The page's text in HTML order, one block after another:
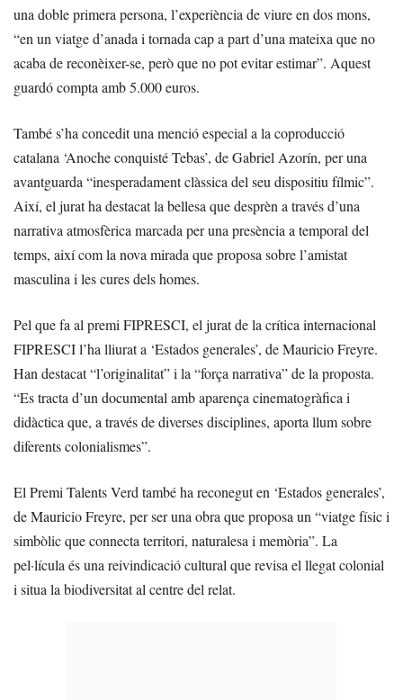
una doble primera persona, l’experiència de viure en dos mons,
“en un viatge d’anada i tornada cap a part d’una mateixa que no
acaba de reconèixer-se, però que no pot evitar estimar”. Aquest
guardó compta amb 5.000 euros.
També s’ha concedit una menció especial a la coproducció
catalana ‘Anoche conquisté Tebas’, de Gabriel Azorín, per una
avantguarda “inesperadament clàssica del seu dispositiu fílmic”.
Així, el jurat ha destacat la bellesa que desprèn a través d’una
narrativa atmosfèrica marcada per una presència a temporal del
temps, així com la nova mirada que proposa sobre l’amistat
masculina i les cures dels homes.
Pel que fa al premi FIPRESCI, el jurat de la crítica internacional
FIPRESCI l’ha lliurat a ‘Estados generales’, de Mauricio Freyre.
Han destacat “l’originalitat” i la “força narrativa” de la proposta.
“Es tracta d’un documental amb aparença cinematogràfica i
didàctica que, a través de diverses disciplines, aporta llum sobre
diferents colonialismes”.
El Premi Talents Verd també ha reconegut en ‘Estados generales’,
de Mauricio Freyre, per ser una obra que proposa un “viatge físic i
simbòlic que connecta territori, naturalesa i memòria”. La
pel·lícula és una reivindicació cultural que revisa el llegat colonial
i situa la biodiversitat al centre del relat.